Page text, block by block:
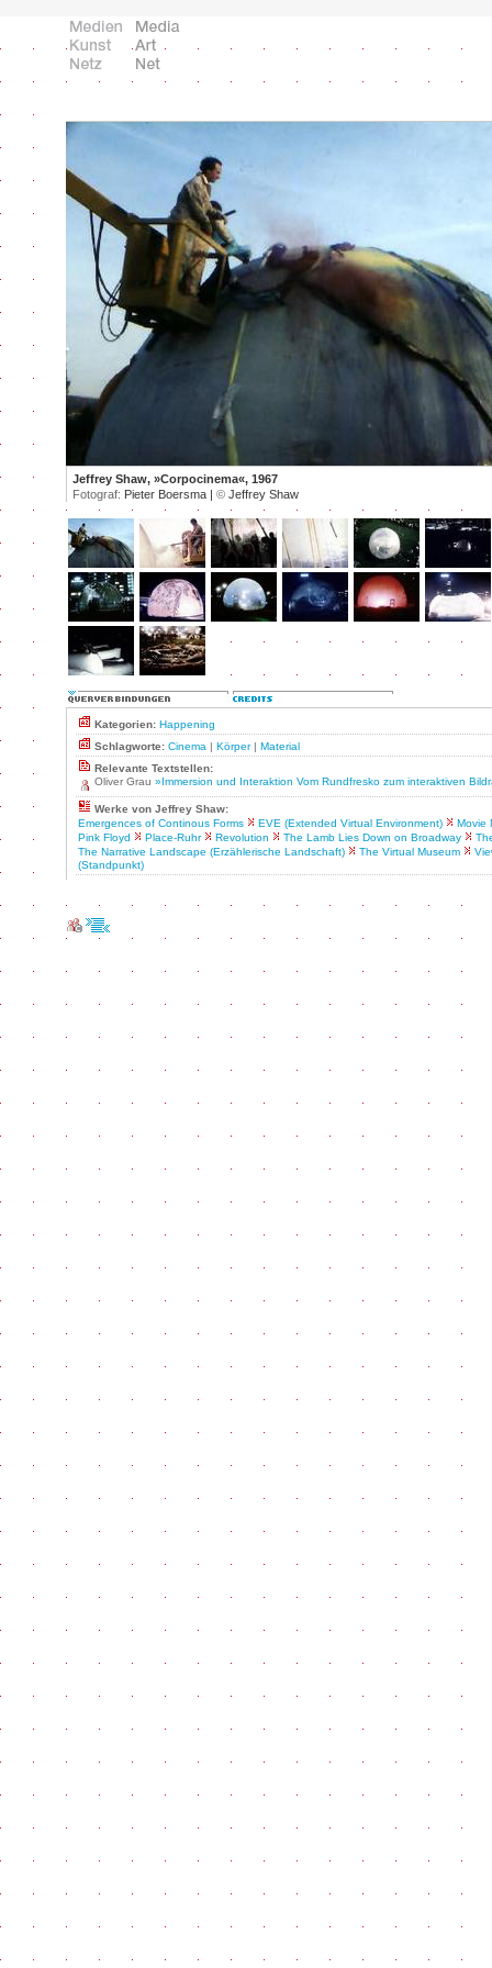
Jeffrey Shaw, »Corpocinema«, 1967
Fotograf: Pieter Boersma | © Jeffrey Shaw
Kategorien: Happening
Schlagworte: Cinema | Körper| Material
Relevante Textstellen:
Oliver Grau »Immersion und Interaktion Vom Rundfresko zum interaktiven
Werke von Jeffrey Shaw:
Emergences of Continous Forms
EVE (Extended Virtual Environment)
Movie
Pink Floyd
Place-Ruhr Revolution The Lamb Lies Down on Broadway
The Narrative Landscape (Erzählerische Landschaft)
The Virtual Museum
(Standpunkt)